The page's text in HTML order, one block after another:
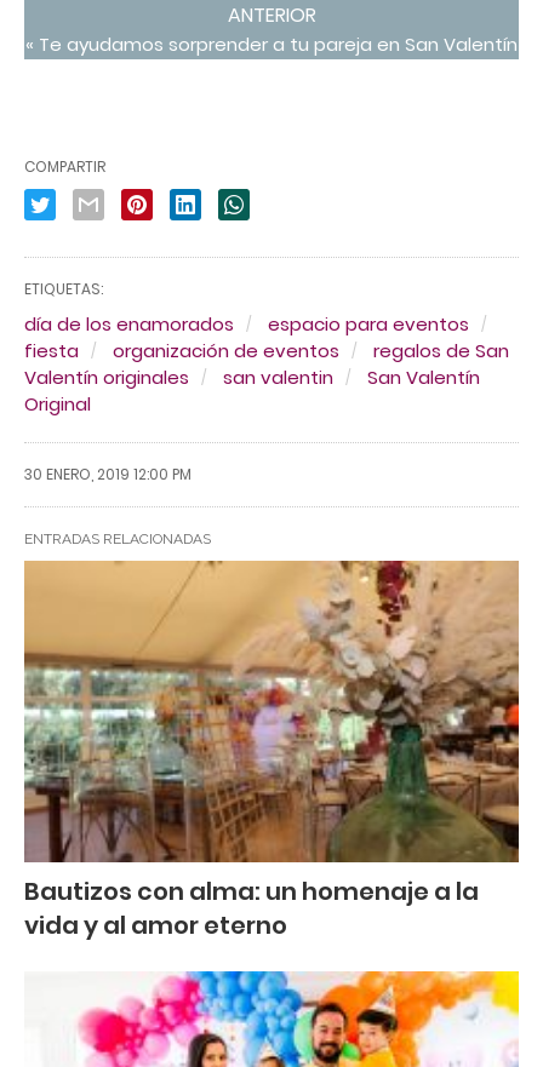
ANTERIOR
« Te ayudamos sorprender a tu pareja en San Valentín
COMPARTIR
ETIQUETAS:
día de los enamorados
espacio para eventos
fiesta
organización de eventos
regalos de San
Valentín originales
san valentin
San Valentín
Original
30 ENERO, 2019 12:00 PM
ENTRADAS RELACIONADAS
Bautizos con alma: un homenaje a la
vida y al amor eterno